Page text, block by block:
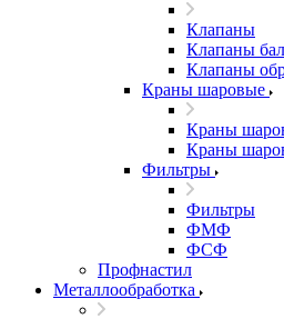
Клапаны
Клапаны
Клапаны
Краны шаровые
Краны
Краны
Фильтры
Фильтры
ФМФ
ФСФ
Профнастил
Металлообработка